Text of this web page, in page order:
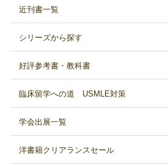
近刊書一覧
シリーズから探す
好評参考書・教科書
臨床留学への道 USMLE対策
学会出展一覧
洋書籍クリアランスセール